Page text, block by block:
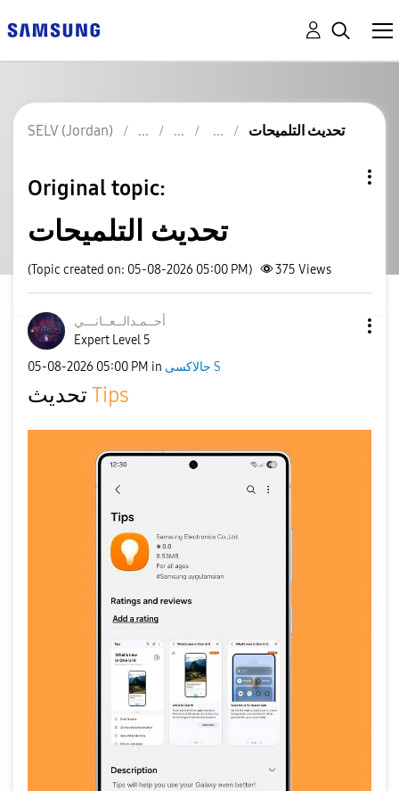
SELV (Jordan) تحديث التلميحات
Original topic:
تحديث التلميحات
(Topic created on: 05-08-2026 05:00 PM) 375 Views
أحــمـدالــعــانـــي
Expert Level 5
‎05-08-2026 05:00 PM in جالاكسى S
Tips